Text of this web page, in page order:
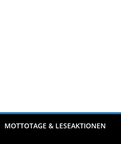
MOTTOTAGE & LESEAKTIONEN